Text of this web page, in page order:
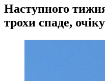
Наступного
трохи спаде,